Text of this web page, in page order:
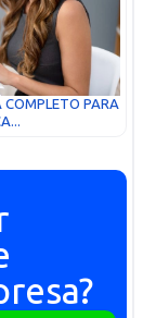
COMPLETO PARA